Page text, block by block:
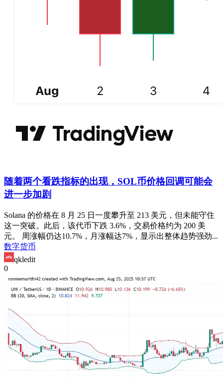
随着两个看跌指标的出现，SOL币价格回调可能会
进一步加剧
Solana 的价格在 8 月 25 日一度攀升至 213 美元，但未能守住
这一突破。此后，该代币下跌 3.6%，交易价格约为 200 美
元。 周涨幅仍达10.7%，月涨幅达7%，显示出整体趋势强劲...
数字货币
qkledit
0